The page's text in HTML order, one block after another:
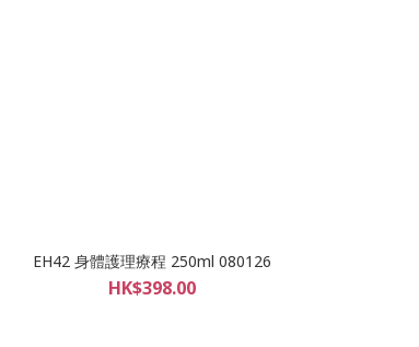
EH42 身體護理療程 250ml 080126
HK$398.00